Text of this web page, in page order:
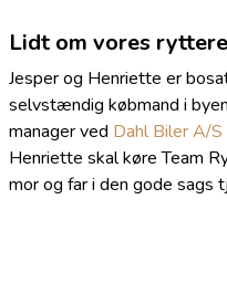
Lidt om vores
Jesper og Henriette er
selvstændig købmand i
manager ved Dahl Biler A/S
Henriette skal køre Team
mor og far i den gode sags